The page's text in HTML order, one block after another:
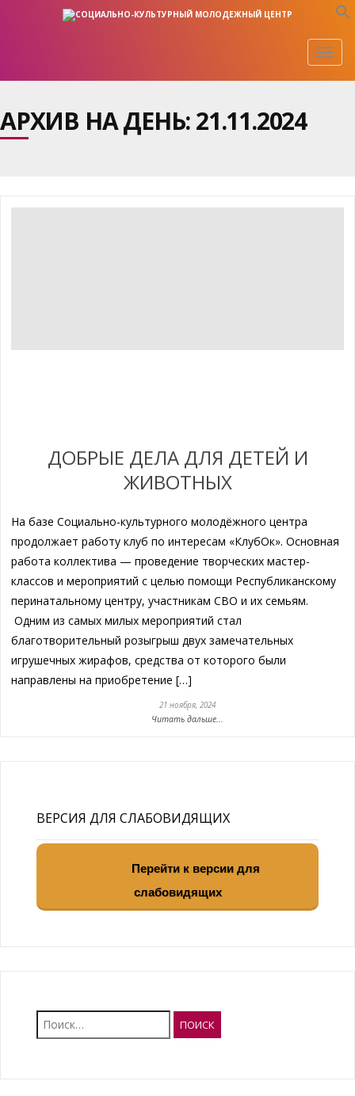
АРХИВ НА ДЕНЬ:21.11.2024
ДОБРЫЕ ДЕЛА ДЛЯ ДЕТЕЙ И
ЖИВОТНЫХ
На базе Социально-культурного молодёжного центра
продолжает работу клуб по интересам «КлубОк». Основная
работа коллектива — проведение творческих мастер-
классов и мероприятий с целью помощи Республиканскому
перинатальному центру, участникам СВО и их семьям.
Одним из самых милых мероприятий стал
благотворительный розыгрыш двух замечательных
игрушечных жирафов, средства от которого были
направлены на приобретение […]
21 ноября, 2024
Читать дальше...
ВЕРСИЯ ДЛЯ СЛАБОВИДЯЩИХ
Перейти к версии для
слабовидящих
Найти: